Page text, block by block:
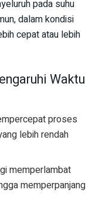
pada suhu
dalam kondisi
cepat atau lebih
Waktu
proses
lebih rendah
memperlambat
memperpanjang